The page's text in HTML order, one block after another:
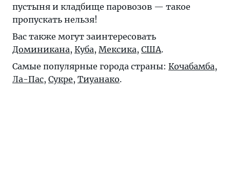
пустыня и кладбище паровозов — такое
пропускать нельзя!
Вас также могут заинтересовать
Доминикана, Куба, Мексика, США.
Самые популярные города страны: Кочабамба,
Ла-Пас, Сукре, Тиуанако.